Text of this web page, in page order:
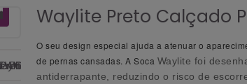
Waylite Preto Calçado
O seu design especial ajuda a atenuar o
de pernas cansadas. A Soca Waylite foi
antiderrapante, reduzindo o risco de